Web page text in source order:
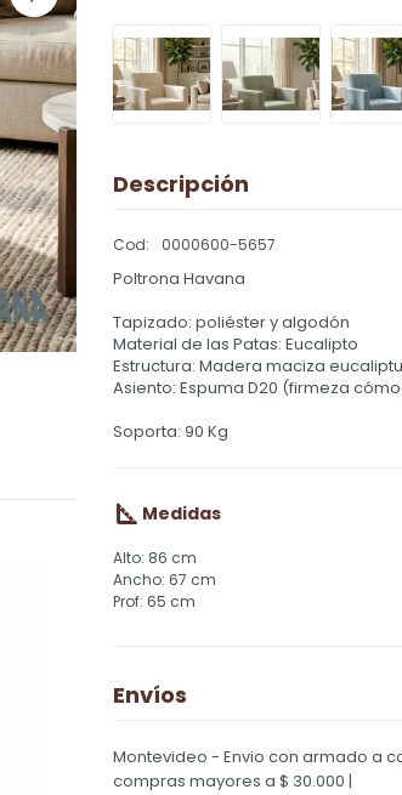
Descripción
0000600-5657
Poltrona Havana
Tapizado: poliéster y algodón
Material de las Patas: Eucalipto
Estructura: Madera maciza
Asiento: Espuma D20 (firmeza
Soporta: 90 Kg
Medidas
86 cm
67 cm
65 cm
Envíos
Montevideo - Envio con armado a
compras mayores a $ 30.000 |